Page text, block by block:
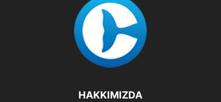
HAKKIMIZDA